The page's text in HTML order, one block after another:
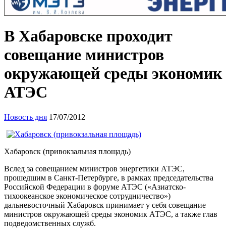
В Хабаровске проходит
совещание министров
окружающей среды экономик
АТЭС
Новость дня 17/07/2012
Хабаровск (привокзальная площадь)
Вслед за совещанием министров энергетики АТЭС,
прошедшим в Санкт-Петербурге, в рамках председательства
Российской Федерации в форуме АТЭС («Азиатско-
тихоокеанское экономическое сотрудничество»)
дальневосточный Хабаровск принимает у себя совещание
министров окружающей среды экономик АТЭС, а также глав
подведомственных служб.